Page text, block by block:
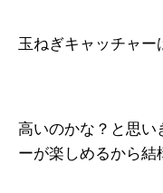
玉ねぎキャッチャー
高いのかな？と思い
ーが楽しめるから結